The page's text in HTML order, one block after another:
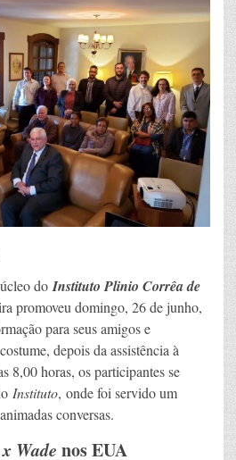
doInstituto Plinio Corrêa de
promoveu domingo, 26 de junho,
para seus amigos e
depois da assistência à
8,00 horas, os participantes se
Instituto, onde foi servido um
conversas.
Wade nos EUA